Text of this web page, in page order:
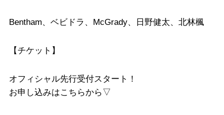
Bentham、ベビドラ、McGrady、日野健太、北林楓
【チケット】
オフィシャル先行受付スタート！
お申し込みはこちらから▽